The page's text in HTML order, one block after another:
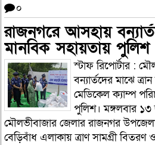
০
রাজনগরে আসহায়
মানবিক সহায়তায় পুলিশ
স্টাফ রিপোর্টার :
বন্যার্তদের মাঝে
মেডিকেল ক্যাম্প
পুলিশ। মঙ্গলবার
মৌলভীবাজার জেলার রাজনগর
বেড়িবাঁধ এলাকায় ত্রাণ সামগ্রী বিতরণ